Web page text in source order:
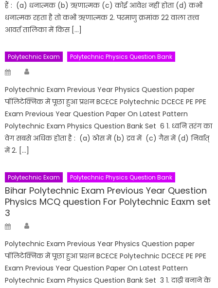
हैं : (a) धनात्मक (b) ऋणात्मक (c) कोई आवेश नहीं होता (d) कभी
धनात्मक रहता है तो कभी ऋणात्मक 2. परमाणु क्रमांक 22 वाला तत्त्व
आवर्त तालिका में किस […]
Polytechnic Exam Polytechnic Physics Question Bank
Posted
Polytechnic Exam Previous Year Physics Question paper
पॉलिटेक्निक में पूछा हुआ प्रशन BCECE Polytechnic DCECE PE PPE
Exam Previous Year Question Paper On Latest Pattern
Polytechnic Exam Physics Question Bank Set 6 1. ध्वनि तरंग का
वेग सबसे अधिक होता है : (a) ठोस में (b) द्रव में (c) गैस में (d) निर्वात्
में 2. […]
Polytechnic Exam Polytechnic Physics Question Bank
Bihar Polytechnic Exam Previous Year Question
Physics MCQ question For Polytechnic Eaxm set
3
Posted
Polytechnic Exam Previous Year Physics Question paper
पॉलिटेक्निक में पूछा हुआ प्रशन BCECE Polytechnic DCECE PE PPE
Exam Previous Year Question Paper On Latest Pattern
Polytechnic Exam Physics Question Bank Set 3 1. दाढ़ी बनाने के